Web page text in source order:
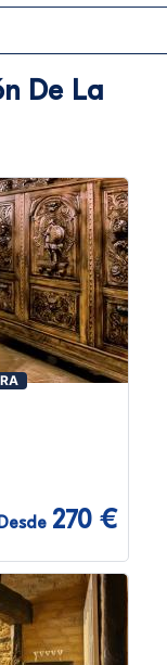
De La
Desde 270 €